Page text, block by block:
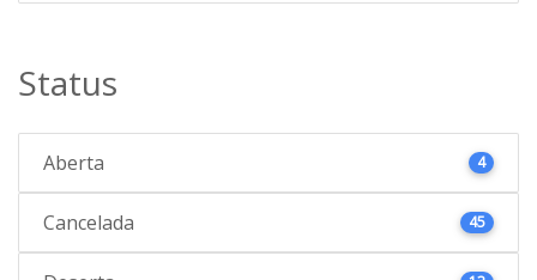
Status
Aberta 4
Cancelada 45